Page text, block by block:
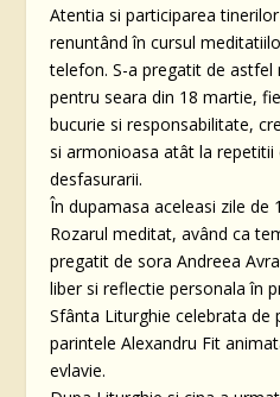
Atentia si participarea
renuntând în cursul
telefon. S-a pregatit de
pentru seara din 18 martie,
bucurie si responsabilitate,
si armonioasa atât la
desfasurarii.
În dupamasa aceleasi zile de
Rozarul meditat, având ca
pregatit de sora Andreea
liber si reflectie personala în
Sfânta Liturghie celebrata de
parintele Alexandru Fit
evlavie.